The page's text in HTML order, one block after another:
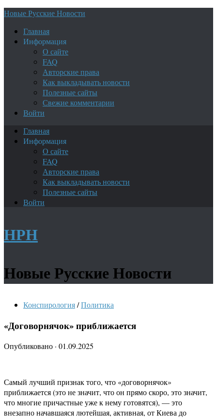
Новые Русские Новости
Главная
Информация
О сайте
FAQ
Авторские права
Как выкладывать новости
Полезные сайты
Свежие комментарии
Войти
Главная
Информация
О сайте
FAQ
Авторские права
Как выкладывать новости
Полезные сайты
Войти
НРН
Новые Русские Новости
Конспирология/Политика
«Договорнячок» приближается
Опубликовано · 01.09.2025
Самый лучший признак того, что «договорнячок»
приближается (это не значит, что он прямо скоро, это значит,
что многие причастные уже к нему готовятся), — это
внезапно начавшаяся лютейшая, активная, от Киева до